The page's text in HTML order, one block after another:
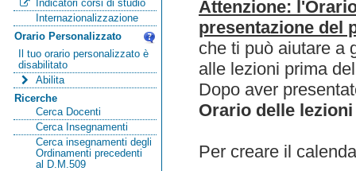
Indicatori corsi di studio
Internazionalizzazione
Orario Personalizzato
Il tuo orario personalizzato è
disabilitato
Abilita
Ricerche
Cerca Docenti
Cerca Insegnamenti
Cerca insegnamenti degli
Ordinamenti precedenti
al D.M.509
Attenzione:
presentazione del
che ti può aiutare a
alle lezioni prima
Dopo aver
Orario delle lezioni
Per creare il